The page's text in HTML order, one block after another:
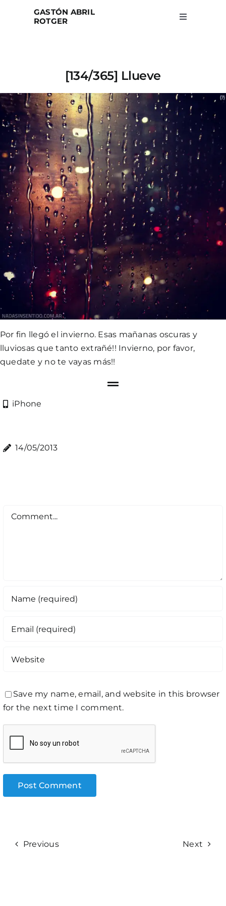
GASTÓN ABRIL
ROTGER
Toggle
Blog
About
Search
for:
[134/365] Llueve
Por fin llegó el invierno. Esas mañanas oscuras y
lluviosas que tanto extrañé!! Invierno, por favor,
quedate y no te vayas más!!
iPhone
14/05/2013
Comment
Save my name, email, and website in this browser
for the next time I comment.
Previous Next